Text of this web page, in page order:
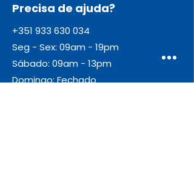
Precisa de ajuda?
+351 933 630 034
Seg - Sex: 09am - 19pm
Sábado: 09am - 13pm
Domingo: Fechado